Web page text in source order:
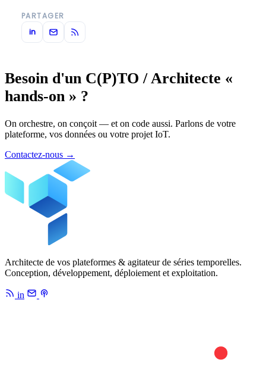
PARTAGER
in
Besoin d'un C(P)TO / Architecte «
hands-on » ?
On orchestre, on conçoit — et on code aussi. Parlons de votre
plateforme, vos données ou votre projet IoT.
Contactez-nous →
Architecte de vos plateformes & agitateur de séries temporelles.
Conception, développement, déploiement et exploitation.
in